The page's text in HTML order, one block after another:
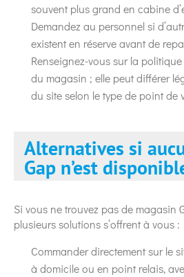
souvent plus grand en cabine
Demandez au personnel si
existent en réserve avant de
Renseignez-vous sur la
du magasin ; elle peut différer
du site selon le type de point de
Alternatives si
Gap n’est
Si vous ne trouvez pas de magasin
plusieurs solutions s’offrent à vous :
Commander directement sur le
à domicile ou en point relais,